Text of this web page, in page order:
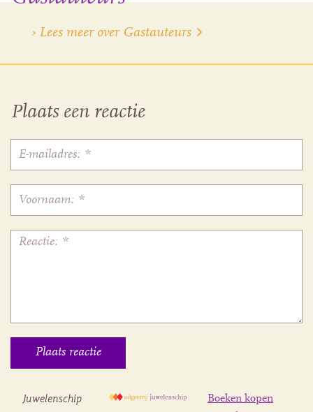
› Lees meer over Gastauteurs
Plaats een reactie
Juwelenschip
Boeken kopen